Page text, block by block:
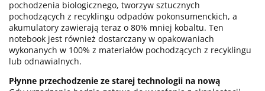
pochodzenia biologicznego, tworzyw sztucznych
pochodzących z recyklingu odpadów pokonsumenckich, a
akumulatory zawierają teraz o 80% mniej kobaltu. Ten
notebook jest również dostarczany w opakowaniach
wykonanych w 100% z materiałów pochodzących z recyklingu
lub odnawialnych.
Płynne przechodzenie ze starej technologii na nową